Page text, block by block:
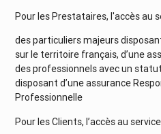
Pour les Prestataires, l'accès au
des particuliers majeurs
sur le territoire français, d’une
des professionnels avec un
disposant d’une assurance
Professionnelle
Pour les Clients, l’accès au